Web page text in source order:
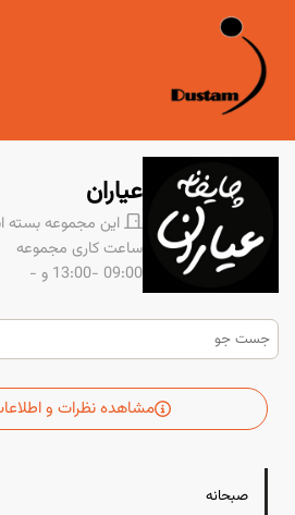
صفحه اصلی
غذا
صفحه اصلی
دوستم
درباره ما
تماس با ما
عیاران
این مجموعه بسته
ساعت کاری مجموعه
09:00 -13:00
و -
مشاهده نظرات و
صبحانه